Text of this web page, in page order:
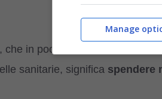
in pochi hanno la fortuna di
sanitarie, significa spendere
Manage